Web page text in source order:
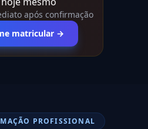
após confirmação
matricular →
PROFISSIONAL